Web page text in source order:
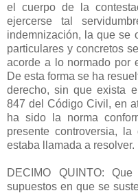
el cuerpo de la
ejercerse tal
indemnización, la que se
particulares y concretos
acorde a lo normado por
De esta forma se ha
derecho, sin que exista
847 del Código Civil, en
ha sido la norma
presente controversia,
estaba llamada a resolver.
DECIMO QUINTO:
supuestos en que se